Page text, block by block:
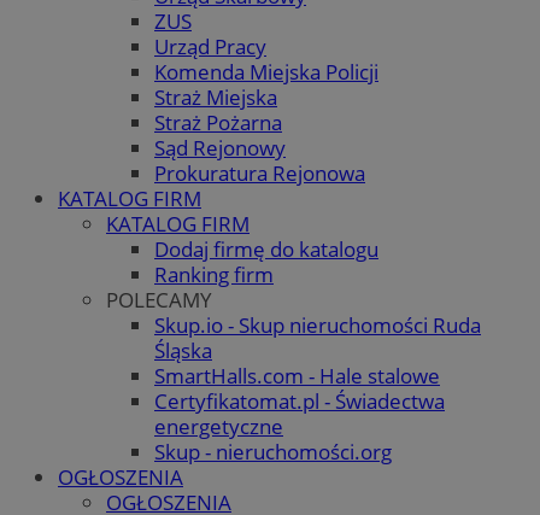
ZUS
Urząd Pracy
Komenda Miejska Policji
Straż Miejska
Straż Pożarna
Sąd Rejonowy
Prokuratura Rejonowa
KATALOG FIRM
KATALOG FIRM
Dodaj firmę do katalogu
Ranking firm
POLECAMY
Skup.io - Skup nieruchomości Ruda
Śląska
SmartHalls.com - Hale stalowe
Certyfikatomat.pl - Świadectwa
energetyczne
Skup - nieruchomości.org
OGŁOSZENIA
OGŁOSZENIA